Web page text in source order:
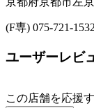
(F専) 075-721-1532
ユーザーレビ
この店舗を応援す